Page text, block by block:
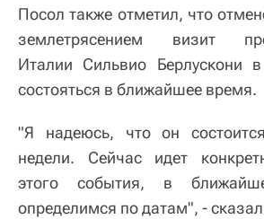
Посол также отметил, что
землетрясением визит
Италии Сильвио Берлускони
состояться в ближайшее время.
"Я надеюсь, что он
недели. Сейчас идет
этого события, в
определимся по датам", -